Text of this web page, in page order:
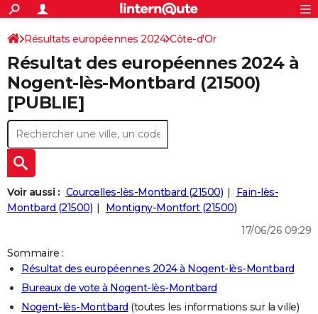
ACTUALITÉS
Politique
Société
Faits Divers
Education
Monde
Villes
+
SPORT
Coupe du monde 2026
Football
Tennis
Cyclisme
Rugby
Forum
Programme TV
TNT
Streaming
Cinéma
Sorties cinéma
Musique
+FINANCE
Retraite
Impôts
Epargne
Immobilier
Risques naturels par ville
Banque
Assurance
CréditAUTO
Essais
Réserver un essai
Citadines
Berlines
SUV
Forum auto
+HIGH-TECH
Mobiles
Meilleur smartphone
Internet
Ordinateurs
Jeux vidéo
Guide high-tech
+
BRICOLAGE
Forum
Aménagement intérieur
Extérieur
Cuisine
Salle de bains
Jardinage
Rangement
+
LIFESTYLE
Art de vivre
Bien-être
Loisirs
Mode
Modes de vie
SANTE
Alimentation
Guide de la santé
Maladies
Médicaments
Sommeil
VOYAGE
S'inscrire
Connexion
Résultats européennes 2024 Côte-d'Or
Résultat des européennes 2024 à
Nogent-lès-Montbard (21500)
[PUBLIE]
Voir aussi : Courcelles-lès-Montbard (21500)
Fain-lès-
Montbard (21500)
Montigny-Montfort (21500)
17/06/26 09:29
Sommaire :
Résultat des européennes 2024 à Nogent-lès-Montbard
Bureaux de vote à Nogent-lès-Montbard
Nogent-lès-Montbard (toutes les informations sur la ville)